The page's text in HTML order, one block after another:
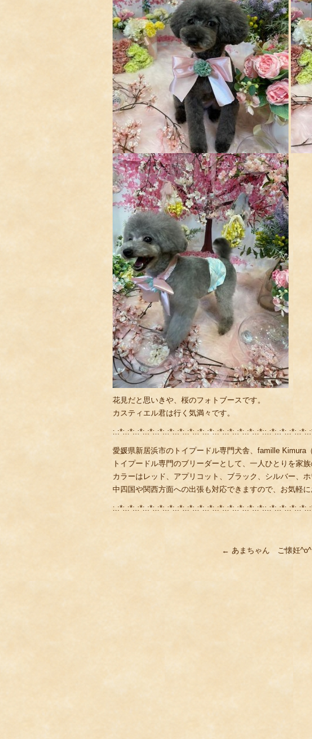
花見だと思いきや、桜のフォトブースです。
カスティエル君は行く気満々です。
愛媛県新居浜市のトイプードル専門犬舎、famille Kimura
トイプードル専門のブリーダーとして、一人ひとりを家
カラーはレッド、アプリコット、ブラック、シルバー、
中四国や関西方面への出張も対応できますので、お気軽
← あまちゃん ご懐妊^o^